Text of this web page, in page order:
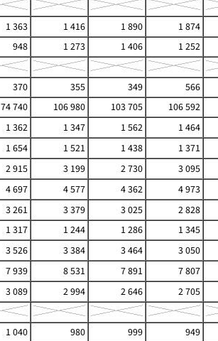
1 363 1 416 1 890
1 874
948 1 273 1 406
1 252
370 355 349
566
74 740 106 980 103 705
106 592
1 362 1 347 1 562
1 464
1 654 1 521 1 438
1 371
2 915 3 199 2 730
3 095
4 697 4 577 4 362
4 973
3 261 3 379 3 025
2 828
1 317 1 244 1 286
1 345
3 526 3 384 3 464
3 050
7 939 8 531 7 891
7 807
3 089 2 994 2 646
2 705
1 040 980 999
949